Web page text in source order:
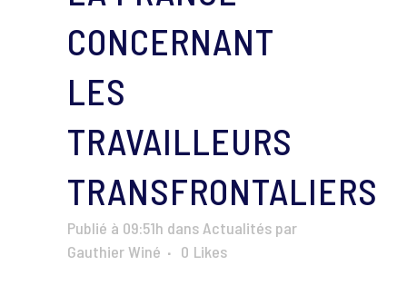
CONCERNANT
LES
TRAVAILLEURS
TRANSFRONTALIERS
Publié à 09:51h dans Actualités par
Gauthier Winé
0 Likes